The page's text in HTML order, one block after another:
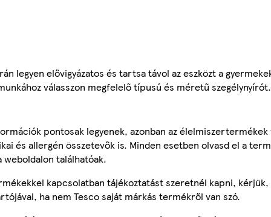
legyen elővigyázatos és tartsa távol az eszközt a
válasszon megfelelő típusú és méretű szegélynyírót.
pontosak legyenek, azonban az
és allergén összetevők is. Minden esetben olvasd el a
weboldalon találhatóak.
kapcsolatban tájékoztatást szeretnél kapni, kérjük,
ha nem Tesco saját márkás termékről van szó.